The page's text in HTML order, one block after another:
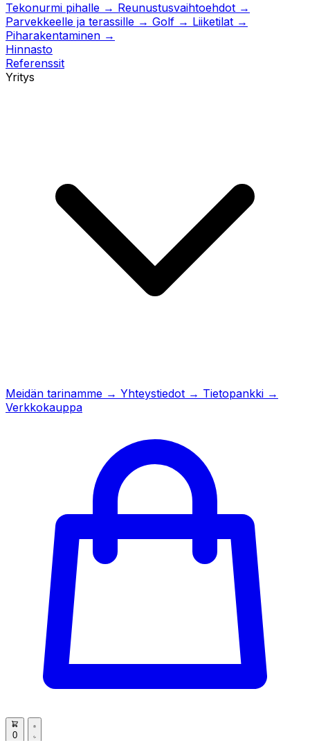
Tekonurmi pihalle → Reunustusvaihtoehdot →
Parvekkeelle ja terassille → Golf → Liiketilat →
Piharakentaminen →
Hinnasto
Referenssit
Yritys
Meidän tarinamme → Yhteystiedot → Tietopankki →
Verkkokauppa
0